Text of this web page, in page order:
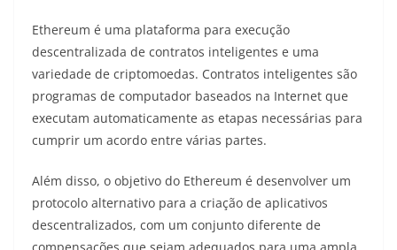
Ethereum é uma plataforma para execução
descentralizada de contratos inteligentes e uma
variedade de criptomoedas. Contratos inteligentes são
programas de computador baseados na Internet que
executam automaticamente as etapas necessárias para
cumprir um acordo entre várias partes.
Além disso, o objetivo do Ethereum é desenvolver um
protocolo alternativo para a criação de aplicativos
descentralizados, com um conjunto diferente de